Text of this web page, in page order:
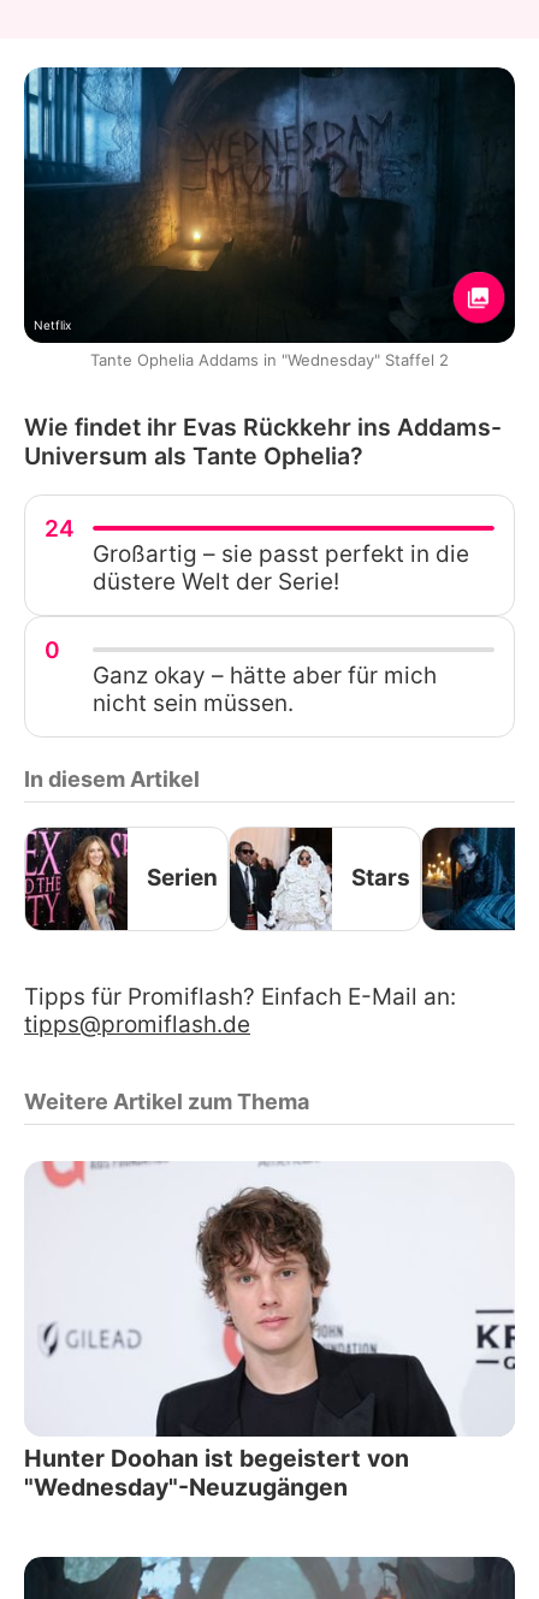
Netflix
Tante Ophelia Addams in "Wednesday" Staffel 2
Wie findet ihr Evas Rückkehr ins Addams-
Universum als Tante Ophelia?
24
Großartig – sie passt perfekt in die
düstere Welt der Serie!
0
Ganz okay – hätte aber für mich
nicht sein müssen.
In diesem Artikel
Serien Stars
Tipps für Promiflash? Einfach E-Mail an:
tipps@promiflash.de
Weitere Artikel zum Thema
Hunter Doohan ist begeistert von
"Wednesday"-Neuzugängen